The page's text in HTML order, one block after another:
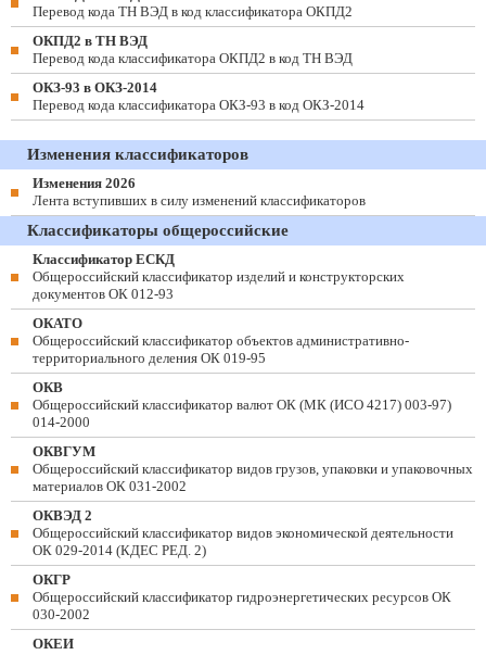
Перевод кода ТН ВЭД в код классификатора ОКПД2
ОКПД2 в ТН ВЭД
Перевод кода классификатора ОКПД2 в код ТН ВЭД
ОКЗ-93 в ОКЗ-2014
Перевод кода классификатора ОКЗ-93 в код ОКЗ-2014
Изменения классификаторов
Изменения 2026
Лента вступивших в силу изменений классификаторов
Классификаторы общероссийские
Классификатор ЕСКД
Общероссийский классификатор изделий и конструкторских
документов ОК 012-93
ОКАТО
Общероссийский классификатор объектов административно-
территориального деления ОК 019-95
ОКВ
Общероссийский классификатор валют ОК (МК (ИСО 4217) 003-97)
014-2000
ОКВГУМ
Общероссийский классификатор видов грузов, упаковки и упаковочных
материалов ОК 031-2002
ОКВЭД 2
Общероссийский классификатор видов экономической деятельности
ОК 029-2014 (КДЕС РЕД. 2)
ОКГР
Общероссийский классификатор гидроэнергетических ресурсов ОК
030-2002
ОКЕИ